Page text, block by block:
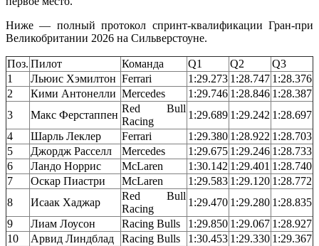
Ниже — полный протокол спринт-квалификации Гран-при
Великобритании 2026 на Сильверстоуне.
Поз. Пилот Команда Q1 Q2
Q3
1
Льюис Хэмилтон Ferrari 1:29.273 1:28.747 1:28.376
2
Кими Антонелли Mercedes 1:29.746 1:28.846 1:28.387
3
Макс Ферстаппен
Red Bull
Racing
1:29.689 1:29.242 1:28.697
4
Шарль Леклер Ferrari 1:29.380 1:28.922 1:28.703
5
Джордж Расселл Mercedes 1:29.675 1:29.246 1:28.733
6
Ландо Норрис McLaren 1:30.142 1:29.401 1:28.740
7
Оскар Пиастри McLaren 1:29.583 1:29.120 1:28.772
8
Исаак Хаджар
Red Bull
Racing
1:29.470 1:29.280 1:28.835
9
Лиам Лоусон Racing Bulls 1:29.850 1:29.067 1:28.927
10
Арвид Линдблад Racing Bulls 1:30.453 1:29.330 1:29.367